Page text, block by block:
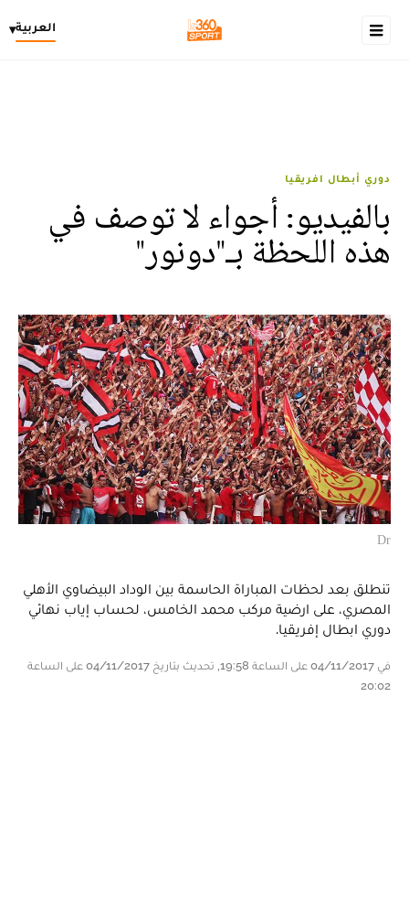
العربية▾
دوري أبطال افريقيا
بالفيديو: أجواء لا توصف في
هذه اللحظة بـ"دونور"
Dr
تنطلق بعد لحظات المباراة الحاسمة بين الوداد البيضاوي الأهلي
المصري، على ارضية مركب محمد الخامس، لحساب إياب نهائي
دوري ابطال إفريقيا.
في 04/11/2017 على الساعة 19:58, تحديث بتاريخ 04/11/2017 على الساعة
20:02